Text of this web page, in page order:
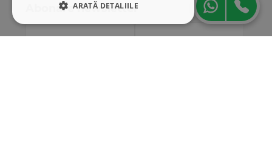
ARATĂ DETALIILE
Abonare newsletter